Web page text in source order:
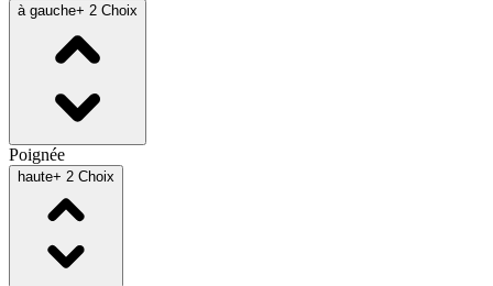
à gauche+ 2 Choix
Poignée
haute+ 2 Choix